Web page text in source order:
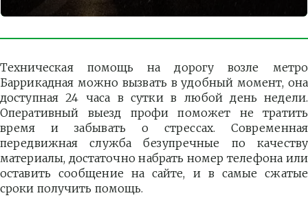
Техническая помощь на дорогу возле метро
Баррикадная можно вызвать в удобный момент, она
доступная 24 часа в сутки в любой день недели.
Оперативный выезд профи поможет не тратить
время и забывать о стрессах. Современная
передвижная служба безупречные по качеству
материалы, достаточно набрать номер телефона или
оставить сообщение на сайте, и в самые сжатые
сроки получить помощь.